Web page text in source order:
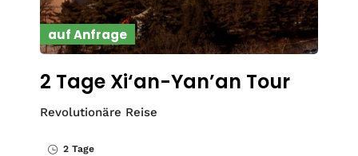
auf Anfrage
2 Tage Xi‘an-Yan’an Tour
Revolutionäre Reise
2 Tage